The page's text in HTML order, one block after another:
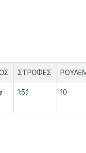
ΣΤΡΟΦΕΣ
1:5,1 10